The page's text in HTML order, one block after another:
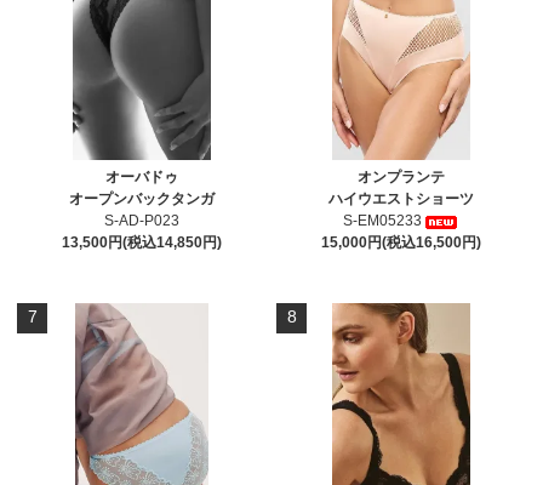
オーバドゥ
オープンバックタンガ
S-AD-P023
13,500円(税込14,850円)
オンプランテ
ハイウエストショーツ
S-EM05233
15,000円(税込16,500円)
7 8